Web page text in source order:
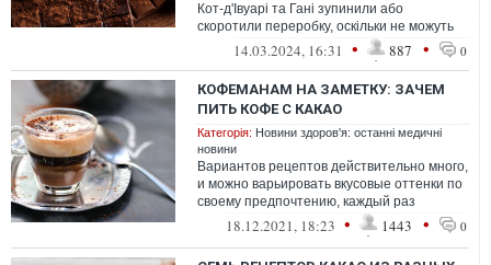
Кот-д'Івуарі та Гані зупинили або
скоротили переробку, оскільки не можуть
дозволити собі купувати какао-боби. ...
14.03.2024, 16:31 • 887 • 0
КОФЕМАНАМ НА ЗАМЕТКУ: ЗАЧЕМ
ПИТЬ КОФЕ С КАКАО
Категорія: Новини здоров'я: останні медичні
новини
Вариантов рецептов действительно много,
и можно варьировать вкусовые оттенки по
своему предпочтению, каждый раз
наслаждаясь новыми нотками привкусов.
18.12.2021, 18:23 • 1443 • 0